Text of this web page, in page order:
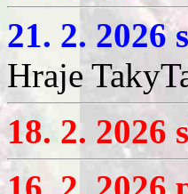
21. 2. 2026
Hraje
18. 2. 2026